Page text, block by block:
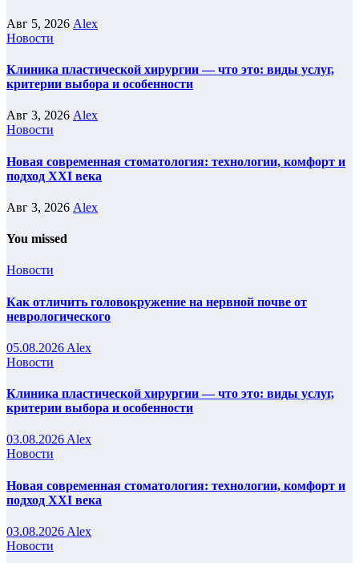
Авг 5, 2026 Alex
Новости
Клиника пластической хирургии — что это: виды услуг,
критерии выбора и особенности
Авг 3, 2026 Alex
Новости
Новая современная стоматология: технологии, комфорт и
подход XXI века
Авг 3, 2026 Alex
You missed
Новости
Как отличить головокружение на нервной почве от
неврологического
05.08.2026 Alex
Новости
Клиника пластической хирургии — что это: виды услуг,
критерии выбора и особенности
03.08.2026 Alex
Новости
Новая современная стоматология: технологии, комфорт и
подход XXI века
03.08.2026 Alex
Новости